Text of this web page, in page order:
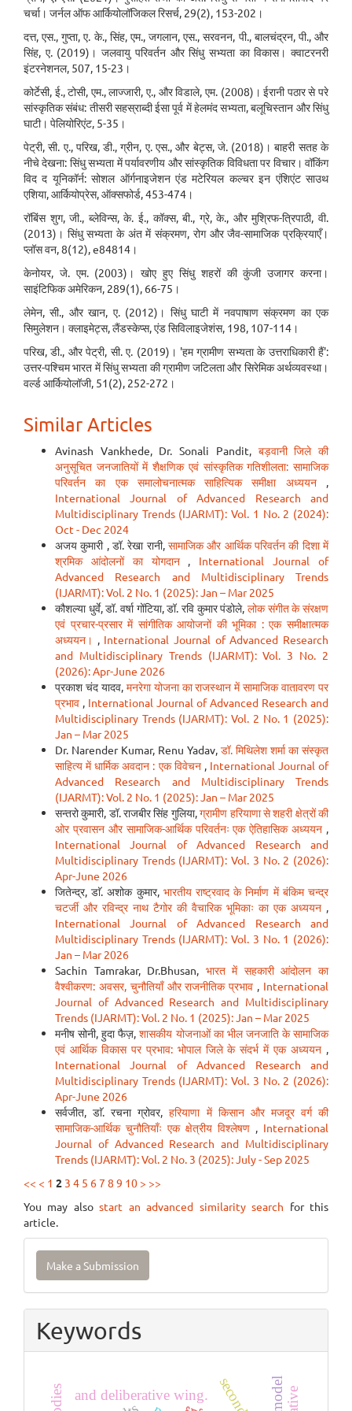
चर्चा। जर्नल ऑफ आर्कियोलॉजिकल रिसर्च, 29(2), 153-202।
दत्त, एस., गुप्ता, ए. के., सिंह, एम., जगलान, एस., सरवनन, पी., बालचंद्रन, पी., और
सिंह, ए. (2019)। जलवायु परिवर्तन और सिंधु सभ्यता का विकास। क्वाटरनरी
इंटरनेशनल, 507, 15-23।
कोर्टेसी, ई., टोसी, एम., लाज्जारी, ए., और विडाले, एम. (2008)। ईरानी पठार से परे
सांस्कृतिक संबंध: तीसरी सहस्राब्दी ईसा पूर्व में हेलमंद सभ्यता, बलूचिस्तान और सिंधु
घाटी। पेलियोरिएंट, 5-35।
पेट्री, सी. ए., परिख, डी., ग्रीन, ए. एस., और बेट्स, जे. (2018)। बाहरी सतह के
नीचे देखना: सिंधु सभ्यता में पर्यावरणीय और सांस्कृतिक विविधता पर विचार। वॉकिंग
विद द यूनिकॉर्न: सोशल ऑर्गनाइजेशन एंड मटेरियल कल्चर इन एंशिएंट साउथ
एशिया, आर्कियोप्रेस, ऑक्सफोर्ड, 453-474।
रॉबिंस शुग, जी., ब्लेविन्स, के. ई., कॉक्स, बी., ग्रे, के., और मुश्रिफ-त्रिपाठी, वी.
(2013)। सिंधु सभ्यता के अंत में संक्रमण, रोग और जैव-सामाजिक प्रक्रियाएँ।
प्लॉस वन, 8(12), e84814।
केनोयर, जे. एम. (2003)। खोए हुए सिंधु शहरों की कुंजी उजागर करना।
साइंटिफिक अमेरिकन, 289(1), 66-75।
लेमेन, सी., और खान, ए. (2012)। सिंधु घाटी में नवपाषाण संक्रमण का एक
सिमुलेशन। क्लाइमेट्स, लैंडस्केप्स, एंड सिविलाइजेशंस, 198, 107-114।
परिख, डी., और पेट्री, सी. ए. (2019)। 'हम ग्रामीण सभ्यता के उत्तराधिकारी हैं':
उत्तर-पश्चिम भारत में सिंधु सभ्यता की ग्रामीण जटिलता और सिरेमिक अर्थव्यवस्था।
वर्ल्ड आर्कियोलॉजी, 51(2), 252-272।
Similar Articles
Avinash Vankhede, Dr. Sonali Pandit, बड़वानी जिले की
अनुसूचित जनजातियों में शैक्षणिक एवं सांस्कृतिक गतिशीलता: सामाजिक
परिवर्तन का एक समालोचनात्मक साहित्यिक समीक्षा अध्ययन ,
International Journal of Advanced Research and
Multidisciplinary Trends (IJARMT): Vol. 1 No. 2 (2024):
Oct - Dec 2024
अजय कुमारी , डॉ. रेखा रानी, सामाजिक और आर्थिक परिवर्तन की दिशा में
श्रमिक आंदोलनों का योगदान , International Journal of
Advanced Research and Multidisciplinary Trends
(IJARMT): Vol. 2 No. 1 (2025): Jan – Mar 2025
कौशल्या धुर्वे, डॉ. वर्षा गोंटिया, डॉ. रवि कुमार पंडोले, लोक संगीत के संरक्षण
एवं प्रचार-प्रसार में सांगीतिक आयोजनों की भूमिका : एक समीक्षात्मक
अध्ययन। , International Journal of Advanced Research
and Multidisciplinary Trends (IJARMT): Vol. 3 No. 2
(2026): Apr-June 2026
प्रकाश चंद यादव, मनरेगा योजना का राजस्थान में सामाजिक वातावरण पर
प्रभाव , International Journal of Advanced Research and
Multidisciplinary Trends (IJARMT): Vol. 2 No. 1 (2025):
Jan – Mar 2025
Dr. Narender Kumar, Renu Yadav, डॉ. मिथिलेश शर्मा का संस्कृत
साहित्य में धार्मिक अवदान : एक विवेचन , International Journal of
Advanced Research and Multidisciplinary Trends
(IJARMT): Vol. 2 No. 1 (2025): Jan – Mar 2025
सन्तरो कुमारी, डॉ. राजबीर सिंह गुलिया,ग्रामीण हरियाणा से शहरी क्षेत्रों की
ओर प्रवासन और सामाजिक-आर्थिक परिवर्तनः एक ऐतिहासिक अध्ययन ,
International Journal of Advanced Research and
Multidisciplinary Trends (IJARMT): Vol. 3 No. 2 (2026):
Apr-June 2026
जितेन्द्र, डाॅ. अशोक कुमार, भारतीय राष्ट्रवाद के निर्माण में बंकिम चन्द्र
चटर्जी और रविन्द्र नाथ टैगोर की वैचारिक भूमिकाः का एक अध्ययन ,
International Journal of Advanced Research and
Multidisciplinary Trends (IJARMT): Vol. 3 No. 1 (2026):
Jan – Mar 2026
Sachin Tamrakar, Dr.Bhusan, भारत में सहकारी आंदोलन का
वैश्वीकरण: अवसर, चुनौतियाँ और राजनीतिक प्रभाव , International
Journal of Advanced Research and Multidisciplinary
Trends (IJARMT): Vol. 2 No. 1 (2025): Jan – Mar 2025
मनीष सोनी, हुदा फैज़,शासकीय योजनाओं का भील जनजाति के सामाजिक
एवं आर्थिक विकास पर प्रभाव: भोपाल जिले के संदर्भ में एक अध्ययन ,
International Journal of Advanced Research and
Multidisciplinary Trends (IJARMT): Vol. 3 No. 2 (2026):
Apr-June 2026
सर्वजीत, डाॅ. रचना ग्रोवर,हरियाणा में किसान और मजदूर वर्ग की
सामाजिक-आर्थिक चुनौतियाँः एक क्षेत्रीय विश्लेषण , International
Journal of Advanced Research and Multidisciplinary
Trends (IJARMT): Vol. 2 No. 3 (2025): July - Sep 2025
<< < 1 2 3 4 5 67 8 9 10 > >>
You may alsostart an advanced similarity search for this
article.
Make
Submission
Make a Submission
Keywords
and deliberative wing.